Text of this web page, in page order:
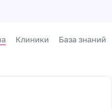
Клиники База знаний